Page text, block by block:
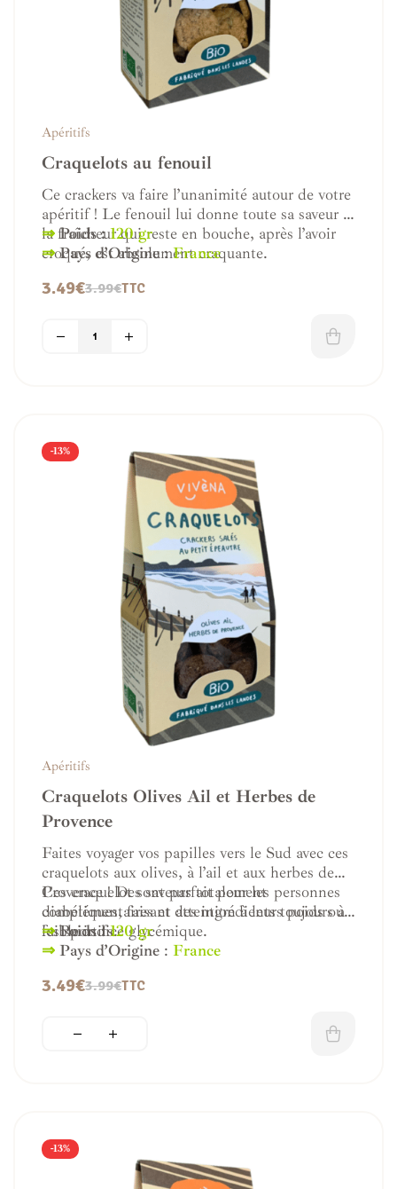
Apéritifs
Craquelots au fenouil
Ce crackers va faire l’unanimité autour de votre
apéritif ! Le fenouil lui donne toute sa saveur et
la fraîcheur qui reste en bouche, après l’avoir
croqué, est absolument craquante.
ingrédients à faible indice glycémique, vont
⇒Poids :120 gr
⇒Pays d’Origine:France
3.99€
3.49€ TTC
-13%
Apéritifs
Craquelots Olives Ail et Herbes de
Provence
Faites voyager vos papilles vers le Sud avec ces
craquelots aux olives, à l’ail et aux herbes de
Provence ! Des saveurs totalement
complémentaires et des ingrédients toujours à
faible indice glycémique.
Ces craquelot sont parfait pour les personnes
diabétiques, faisant attention à leurs poids ou
les sportifs.
⇒Poids :120 gr
⇒ Pays d’Origine : France
3.99€
3.49€ TTC
-13%